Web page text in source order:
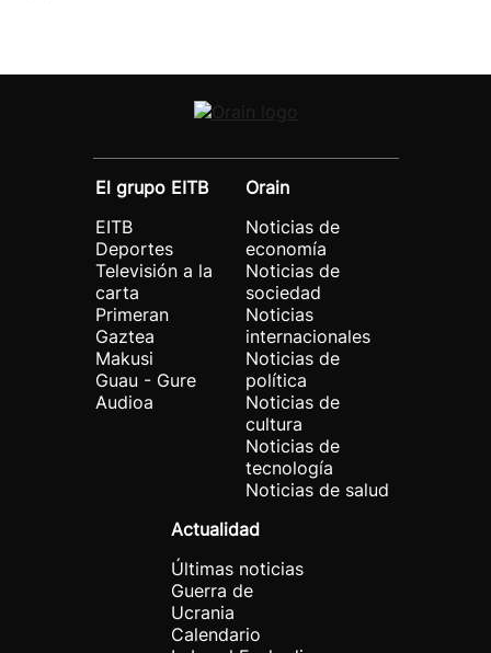
El grupo EITB
EITB
Deportes
Televisión a la
carta
Primeran
Gaztea
Makusi
Guau - Gure
Audioa
Orain
Noticias de
economía
Noticias de
sociedad
Noticias
internacionales
Noticias de
política
Noticias de
cultura
Noticias de
tecnología
Noticias de salud
Actualidad
Últimas noticias
Guerra de
Ucrania
Calendario